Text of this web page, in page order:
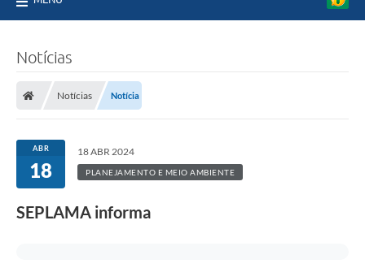
Notícias
Notícias Notícia
ABR
18
18 ABR 2024
PLANEJAMENTO E MEIO AMBIENTE
SEPLAMA informa